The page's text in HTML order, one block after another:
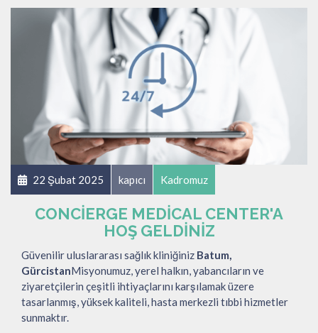
22 Şubat 2025 kapıcı Kadromuz
CONCIERGE MEDICAL CENTER'A
HOŞ GELDINIZ
Güvenilir uluslararası sağlık kliniğiniz Batum,
GürcistanMisyonumuz, yerel halkın, yabancıların ve
ziyaretçilerin çeşitli ihtiyaçlarını karşılamak üzere
tasarlanmış, yüksek kaliteli, hasta merkezli tıbbi hizmetler
sunmaktır.